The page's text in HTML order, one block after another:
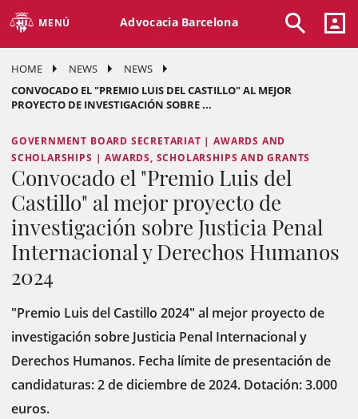
MENÚ Advocacia Barcelona
HOME NEWS
NEWS
CONVOCADO EL "PREMIO LUIS DEL CASTILLO" AL MEJOR
PROYECTO DE INVESTIGACIÓN SOBRE ...
GOVERNMENT BOARD SECRETARIAT | AWARDS AND
SCHOLARSHIPS | AWARDS, SCHOLARSHIPS AND GRANTS
Convocado el "Premio Luis del
Castillo" al mejor proyecto de
investigación sobre Justicia Penal
Internacional y Derechos Humanos
2024
"Premio Luis del Castillo 2024" al mejor proyecto de
investigación sobre Justicia Penal Internacional y
Derechos Humanos. Fecha límite de presentación de
candidaturas: 2 de diciembre de 2024. Dotación: 3.000
euros.